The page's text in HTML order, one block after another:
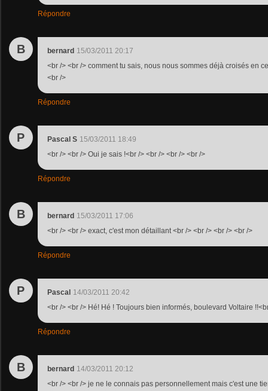
Répondre
B bernard 15/03/2011 20:17
<br /> <br /> comment tu sais, nous nous sommes déjà croisés en
<br />
Répondre
P Pascal S 15/03/2011 18:49
<br /> <br /> Oui je sais !<br /> <br /> <br /> <br />
Répondre
B bernard 15/03/2011 17:06
<br /> <br /> exact, c'est mon détaillant <br /> <br /> <br /> <br />
Répondre
P Pascal 14/03/2011 20:42
<br /> <br /> Hé! Hé ! Toujours bien informés, boulevard Voltaire
Répondre
B bernard 14/03/2011 20:12
<br /> <br /> je ne le connais pas personnellement mais c'est une